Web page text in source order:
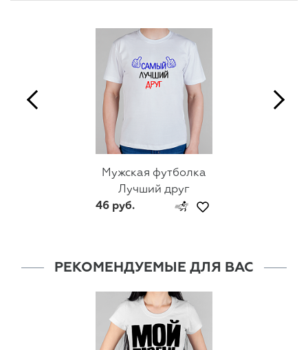
Мужская футболка
Лучший друг
46 руб.
РЕКОМЕНДУЕМЫЕ ДЛЯ ВАС